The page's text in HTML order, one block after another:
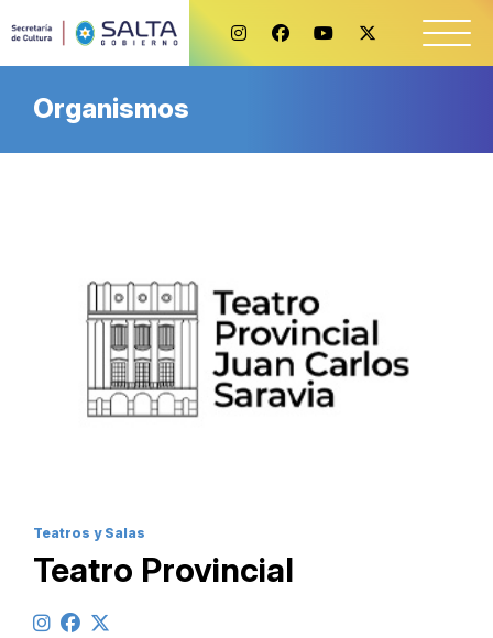
Organismos
Teatros y Salas
Teatro Provincial